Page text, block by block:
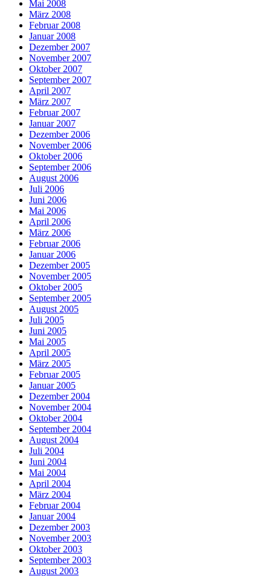
Mai 2008
März 2008
Februar 2008
Januar 2008
Dezember 2007
November 2007
Oktober 2007
September 2007
April 2007
März 2007
Februar 2007
Januar 2007
Dezember 2006
November 2006
Oktober 2006
September 2006
August 2006
Juli 2006
Juni 2006
Mai 2006
April 2006
März 2006
Februar 2006
Januar 2006
Dezember 2005
November 2005
Oktober 2005
September 2005
August 2005
Juli 2005
Juni 2005
Mai 2005
April 2005
März 2005
Februar 2005
Januar 2005
Dezember 2004
November 2004
Oktober 2004
September 2004
August 2004
Juli 2004
Juni 2004
Mai 2004
April 2004
März 2004
Februar 2004
Januar 2004
Dezember 2003
November 2003
Oktober 2003
September 2003
August 2003